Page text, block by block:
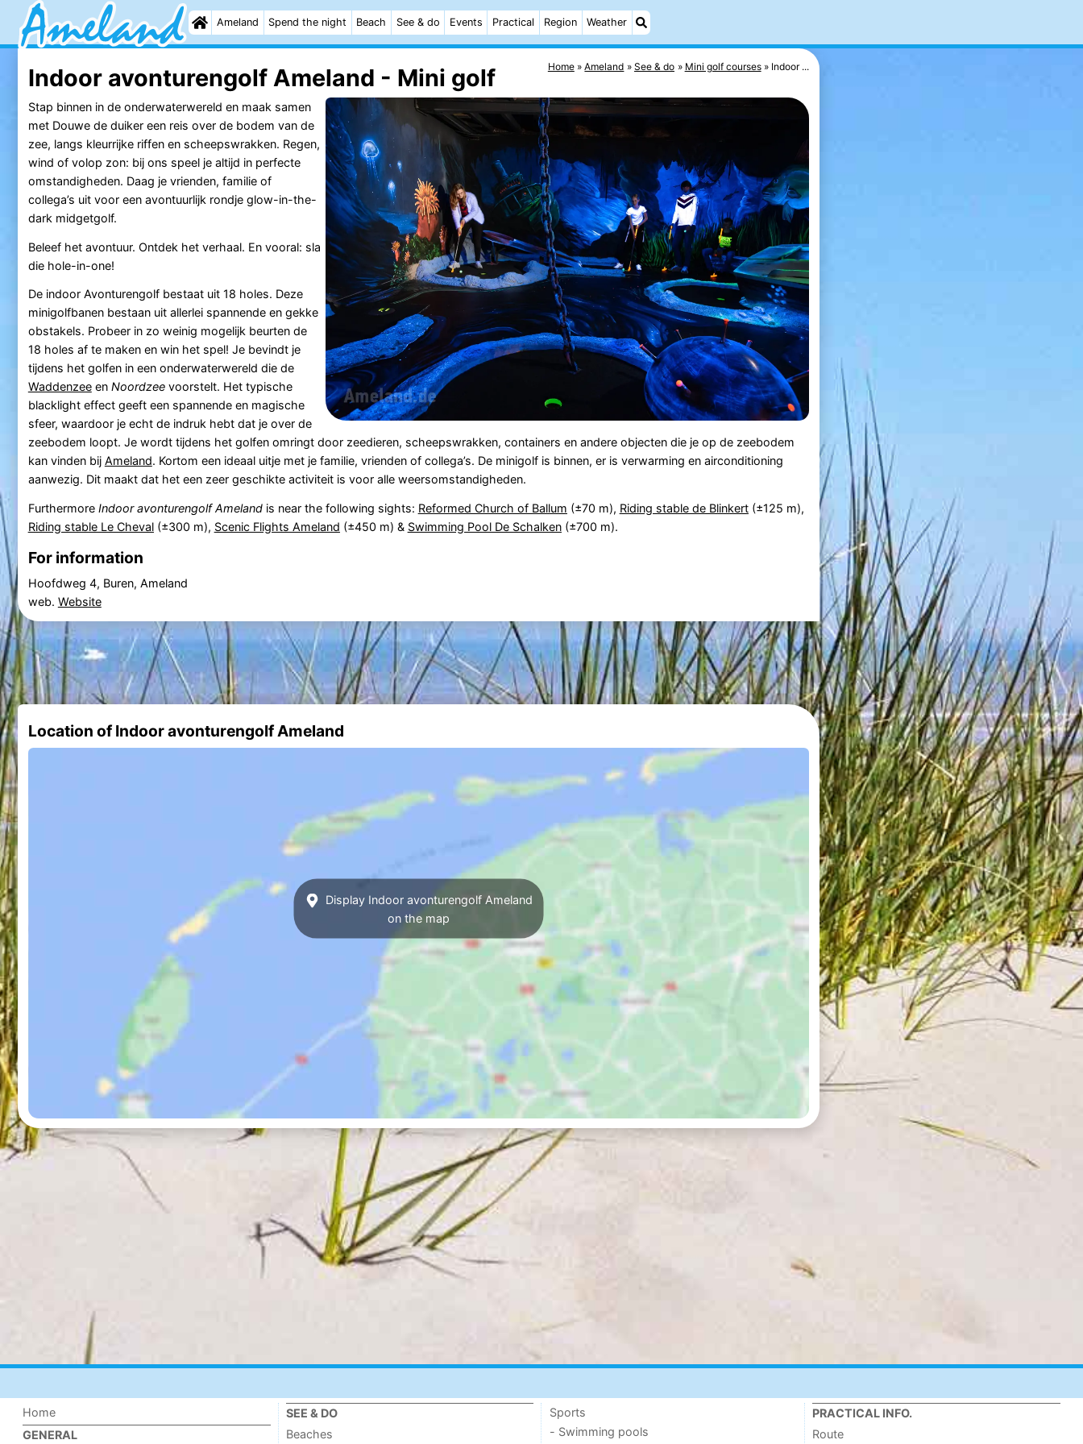
Ameland Spend the night Beach See & do Events Practical Region Weather
Home Ameland See & do Mini golf courses Indoor ...
Indoor avonturengolf Ameland - Mini golf
Stap binnen in de onderwaterwereld en maak samen
met Douwe de duiker een reis over de bodem van de
zee, langs kleurrijke riffen en scheepswrakken. Regen,
wind of volop zon: bij ons speel je altijd in perfecte
omstandigheden. Daag je vrienden, familie of
collega’s uit voor een avontuurlijk rondje glow-in-the-
dark midgetgolf.
Beleef het avontuur. Ontdek het verhaal. En vooral: sla
die hole-in-one!
De indoor Avonturengolf bestaat uit 18 holes. Deze
minigolfbanen bestaan uit allerlei spannende en gekke
obstakels. Probeer in zo weinig mogelijk beurten de
18 holes af te maken en win het spel! Je bevindt je
tijdens het golfen in een onderwaterwereld die de
Waddenzeeen Noordzeevoorstelt. Het typische
blacklight effect geeft een spannende en magische
sfeer, waardoor je echt de indruk hebt dat je over de
zeebodem loopt. Je wordt tijdens het golfen omringt door zeedieren, scheepswrakken, containers en andere objecten die je op de zeebodem
kan vinden bij Ameland. Kortom een ideaal uitje met je familie, vrienden of collega’s. De minigolf is binnen, er is verwarming en airconditioning
aanwezig. Dit maakt dat het een zeer geschikte activiteit is voor alle weersomstandigheden.
Furthermore Indoor avonturengolf Amelandis near the following sights: Reformed Church of Ballum (±70 m), Riding stable de Blinkert(±125 m),
Riding stable Le Cheval(±300 m), Scenic Flights Ameland (±450 m) & Swimming Pool De Schalken(±700 m).
For information
Hoofdweg 4, Buren, Ameland
web. Website
Location of Indoor avonturengolf Ameland
Display Indoor avonturengolf Ameland
on the map
Home
GENERAL
SEE & DO
Beaches
Sports
- Swimming pools
PRACTICAL INFO.
Route